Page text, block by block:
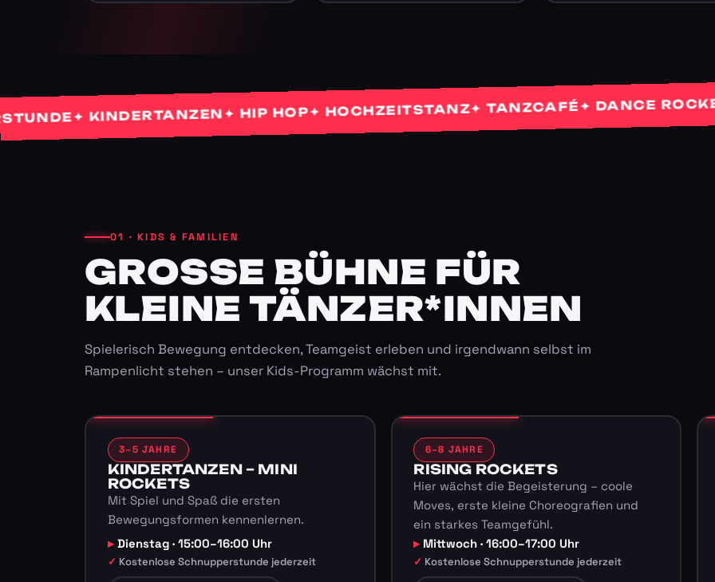
✦ KINDERTANZEN✦ HIP HOP✦ HOCHZEITSTANZ✦ TANZCAFÉ✦ DANCE ROCKETS✦
01 · KIDS & FAMILIEN
GROSSE BÜHNE FÜR K
LEINE TÄNZER*INNEN
Spielerisch Bewegung entdecken, Teamgeist erleben und irgendwann selbst im
Rampenlicht stehen – unser Kids-Programm wächst mit.
3–5 JAHRE
KINDERTANZEN – MINI
ROCKETS
Mit Spiel und Spaß die ersten
Bewegungsformen kennenlernen.
Dienstag · 15:00–16:00 Uhr
Kostenlose Schnupperstunde jederzeit
6–8 JAHRE
RISING ROCKETS
Hier wächst die Begeisterung – coole
Moves, erste kleine Choreografien und
ein starkes Teamgefühl.
Mittwoch · 16:00–17:00 Uhr
Kostenlose Schnupperstunde jederzeit